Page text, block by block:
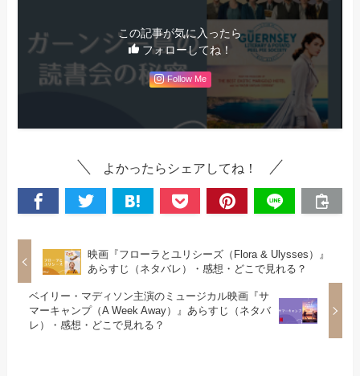
この記事が気に入ったら
フォローしてね！
Follow Me
よかったらシェアしてね！
映画『フローラとユリシーズ（Flora & Ulysses）』
あらすじ（ネタバレ）・感想・どこで見れる？
ベイリー・マディソン主演のミュージカル映画『サ
マーキャンプ（A Week Away）』あらすじ（ネタバ
レ）・感想・どこで見れる？